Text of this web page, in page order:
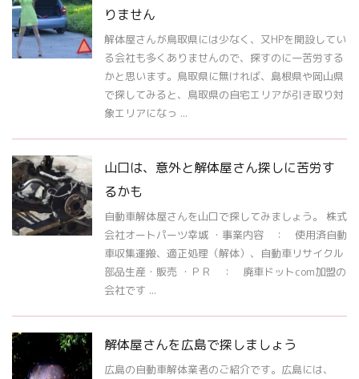
りません
解体屋さんが鳥取県には少なく、又HPを開設してい
る会社も多くありませんので、探すのに一苦労する
かと思います。鳥取県に無ければ、島根県や岡山県
で探してみると、鳥取県の自宅エリアが引き取り対
象エリアになっ ...
山口は、意外と解体屋さん探しに苦労す
るかも
自動車解体屋さんを山口で探してみましょう。 株式
会社オートパーツ幸城 ・事業内容 ： 使用済自動
車収集運搬、適正処理（解体）、自動車リサイクル
部品生産・販売 ・ＰＲ ： 廃車ドットcom加盟の
会社です ...
解体屋さんを広島で探しましょう
広島の自動車解体業者のご紹介です。広島には、